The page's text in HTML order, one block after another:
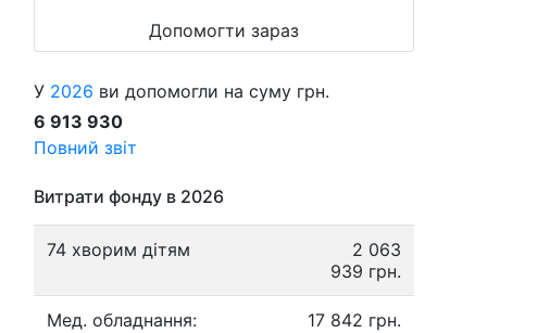
Допомогти зараз
У 2026 ви допомогли на суму грн.
6 913 930
Повний звіт
Витрати фонду в 2026
74 хворим дітям
2 063
939 грн.
Мед. обладнання: 17 842 грн.